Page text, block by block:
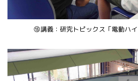
⑬講義：研究トピックス「電動ハイ